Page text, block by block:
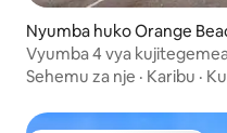
Nyumba huko Orange
Vyumba 4 vya
Bustani • Inafaa kwa Mbwa
Sehemu za nje · Karibu ·